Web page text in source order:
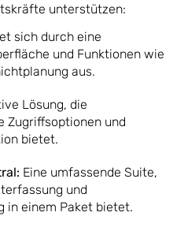
unterstützen:
sich durch eine
und Funktionen wie
aus.
Lösung, die
Zugriffsoptionen und
bietet.
Eine umfassende Suite,
und
in einem Paket bietet.